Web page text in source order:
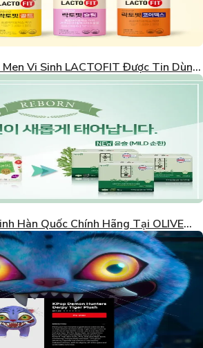
Vi Sinh LACTOFIT Được Tin Dùng
Nhất Hàn Quốc
Hàn Quốc Chính Hãng Tại OLIVE
YOUNG